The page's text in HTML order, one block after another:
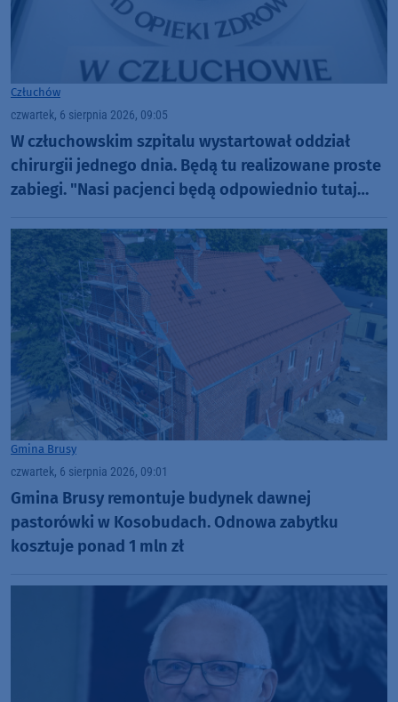
Człuchów
czwartek, 6 sierpnia 2026, 09:05
W człuchowskim szpitalu wystartował oddział
chirurgii jednego dnia. Będą tu realizowane proste
zabiegi. "Nasi pacjenci będą odpowiednio tutaj
Gmina Brusy
czwartek, 6 sierpnia 2026, 09:01
Gmina Brusy remontuje budynek dawnej
pastorówki w Kosobudach. Odnowa zabytku
kosztuje ponad 1 mln zł